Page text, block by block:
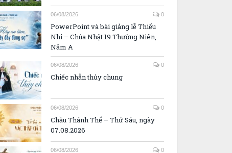
06/08/2026 0
PowerPoint và bài giảng lễ Thiếu
Nhi – Chúa Nhật 19 Thường Niên,
Năm A
06/08/2026 0
Chiếc nhẫn thủy chung
06/08/2026 0
Chầu Thánh Thể – Thứ Sáu, ngày
07.08.2026
06/08/2026 0